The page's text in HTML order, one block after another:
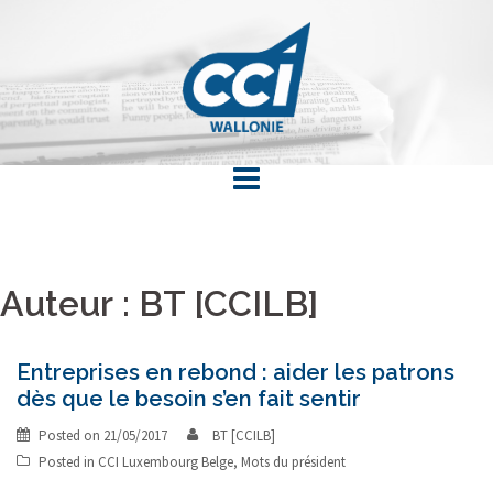
Auteur : BT [CCILB]
Entreprises en rebond : aider les patrons
dès que le besoin s’en fait sentir
Posted on 21/05/2017
BT [CCILB]
Posted in CCI Luxembourg Belge, Mots du président